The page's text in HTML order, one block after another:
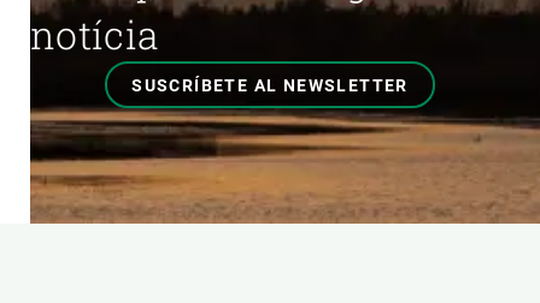
notícia
SUSCRÍBETE AL NEWSLETTER